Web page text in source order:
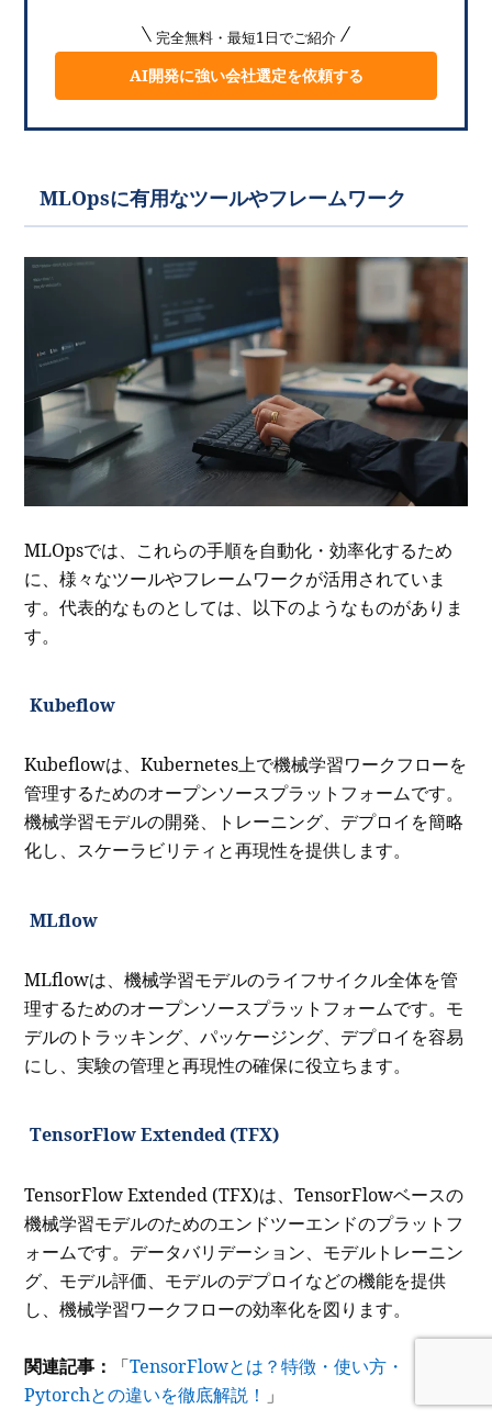
完全無料・最短1日でご紹介
AI開発に強い会社選定を依頼する
MLOpsに有用なツールやフレームワーク
MLOpsでは、これらの手順を自動化・効率化するため
に、様々なツールやフレームワークが活用されていま
す。代表的なものとしては、以下のようなものがありま
す。
Kubeflow
Kubeflowは、Kubernetes上で機械学習ワークフローを
管理するためのオープンソースプラットフォームです。
機械学習モデルの開発、トレーニング、デプロイを簡略
化し、スケーラビリティと再現性を提供します。
MLflow
MLflowは、機械学習モデルのライフサイクル全体を管
理するためのオープンソースプラットフォームです。モ
デルのトラッキング、パッケージング、デプロイを容易
にし、実験の管理と再現性の確保に役立ちます。
TensorFlow Extended (TFX)
TensorFlow Extended (TFX)は、TensorFlowベースの
機械学習モデルのためのエンドツーエンドのプラットフ
ォームです。データバリデーション、モデルトレーニン
グ、モデル評価、モデルのデプロイなどの機能を提供
し、機械学習ワークフローの効率化を図ります。
関連記事： 「TensorFlowとは？特徴・使い方・
Pytorchとの違いを徹底解説！ 」